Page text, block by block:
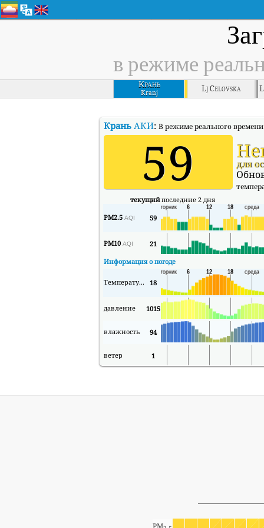
в режиме
Крань
Kranj Lj Celovska
КраньАКИ: В режиме реального времени
59 для
текущийпоследние 2 дня
PM2.5 AQI 59
PM10 AQI 21
Информация о погоде
Температура 18
давление 1015
влажность 94
ветер 1